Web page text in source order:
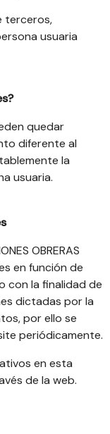
terceros,
usuaria
quedar
diferente al
la
usuaria.
OBRERAS
en función de
con la finalidad de
dictadas por la
por ello se
periódicamente.
en esta
de la web.